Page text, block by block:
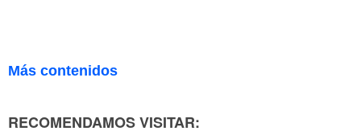
Más contenidos
RECOMENDAMOS VISITAR: